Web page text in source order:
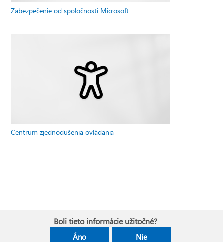
Zabezpečenie od spoločnosti Microsoft
Centrum zjednodušenia ovládania
Boli tieto informácie užitočné?
Áno Nie